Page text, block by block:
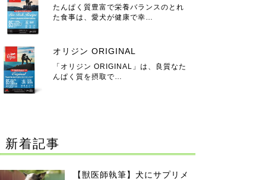
たんぱく質豊富で栄養バランスのとれ
た食事は、愛犬が健康で幸…
オリジン ORIGINAL
「オリジン ORIGINAL」は、良質なた
んぱく質を摂取で…
新着記事
【獣医師執筆】犬にサプリメ